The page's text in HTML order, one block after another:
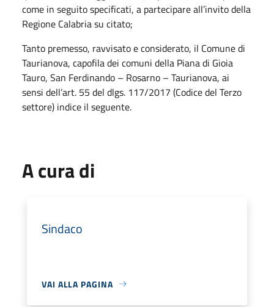
come in seguito specificati, a partecipare all’invito della
Regione Calabria su citato;
Tanto premesso, ravvisato e considerato, il Comune di
Taurianova, capofila dei comuni della Piana di Gioia
Tauro, San Ferdinando – Rosarno – Taurianova, ai
sensi dell’art. 55 del dlgs. 117/2017 (Codice del Terzo
settore) indice il seguente.
A cura di
Sindaco
VAI ALLA PAGINA